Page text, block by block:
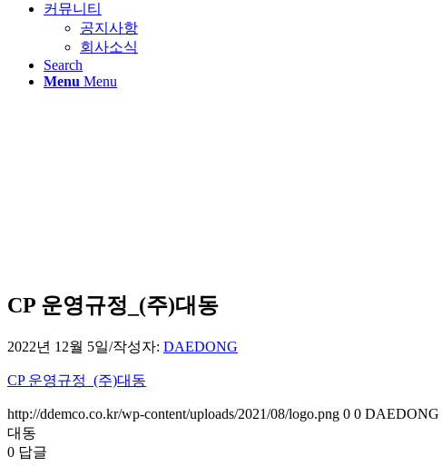
커뮤니티
공지사항
회사소식
Search
Menu Menu
CP 운영규정_(주)대동
2022년 12월 5일/작성자: DAEDONG
CP 운영규정_(주)대동
http://ddemco.co.kr/wp-content/uploads/2021/08/logo.png 0 0 DAEDONG
대동
0 답글